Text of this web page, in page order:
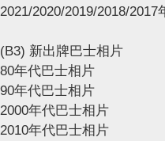
2021/2020/2019/2018/2017
(B3) 新出牌巴士相片
80年代巴士相片
90年代巴士相片
2000年代巴士相片
2010年代巴士相片